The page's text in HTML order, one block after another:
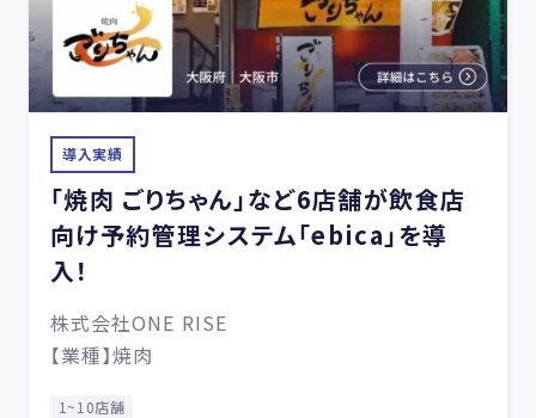
導入実績
「焼肉 ごりちゃん」など6店舗が飲食店
向け予約管理システム「ebica」を導
入！
株式会社ONE RISE
【業種】焼肉
1~10店舗